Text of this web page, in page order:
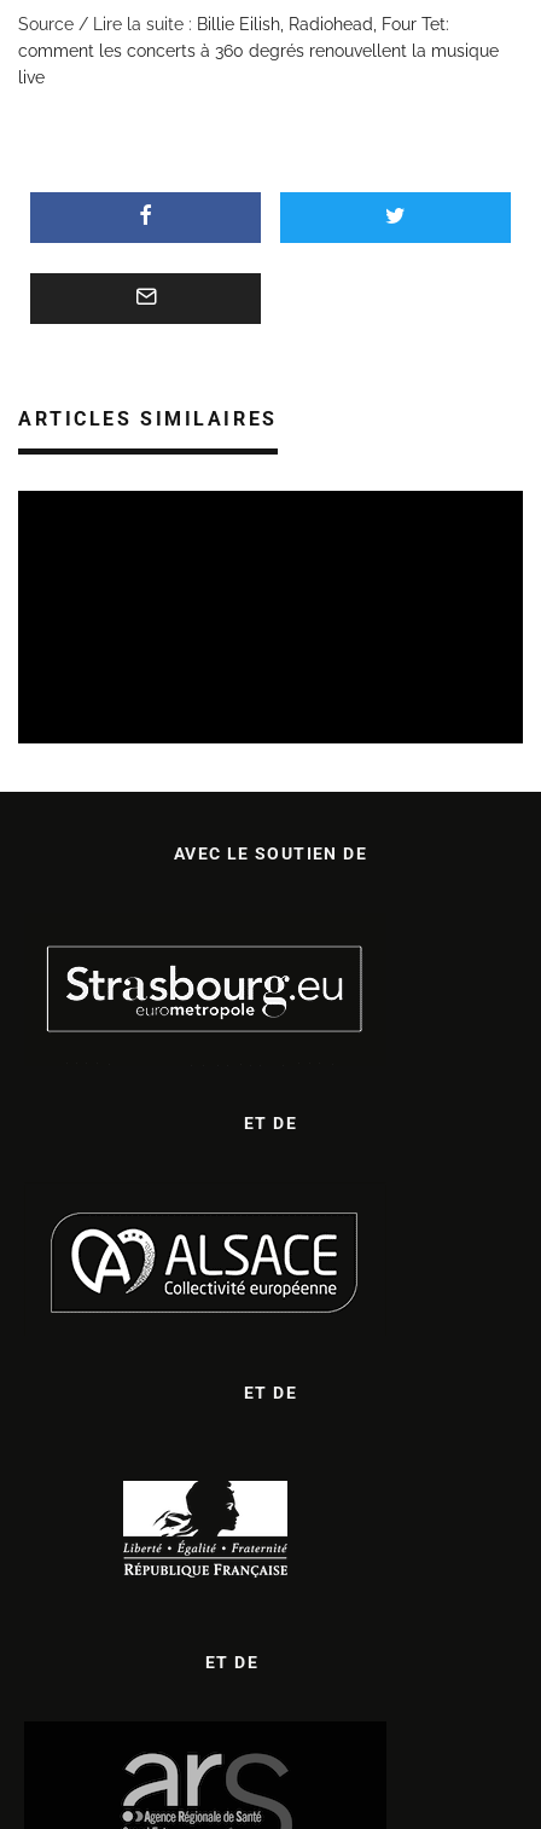
Source / Lire la suite : Billie Eilish, Radiohead, Four Tet:
comment les concerts à 360 degrés renouvellent la musique
live
ARTICLES SIMILAIRES
AVEC LE SOUTIEN DE
ET DE
ET DE
ET DE